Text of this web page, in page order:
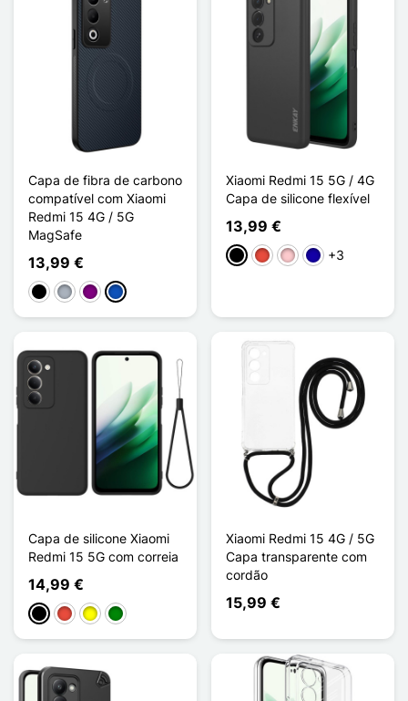
Capa de fibra de carbono
compatível com Xiaomi
Redmi 15 4G / 5G
MagSafe
13,99 €
PretoCinzento
Púrpura
Saphir
Xiaomi Redmi 15 5G / 4G
Capa de silicone flexível
13,99 €
PretoVermelho
RosaAzul Escuro
+3
Capa de silicone Xiaomi
Redmi 15 5G com correia
14,99 €
PretoVermelho
Amarelo
Verde
Xiaomi Redmi 15 4G / 5G
Capa transparente com
cordão
15,99 €